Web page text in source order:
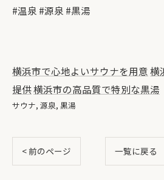
#温泉 #源泉 #黒湯
横浜市で心地よいサウナを用意横
提供横浜市の高品質で特別な黒湯
サウナ 源泉 黒湯
< 前のページ 一覧に戻る